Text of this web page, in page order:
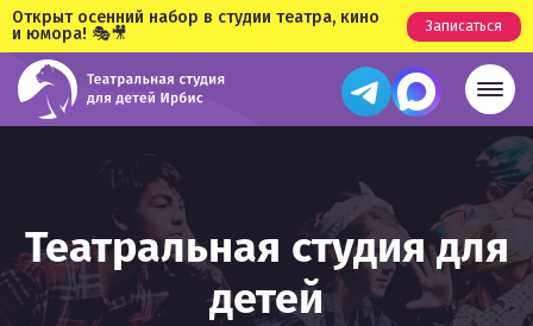
Открыт осенний набор в студии театра, кино
и юмора! 🎭🎥
Записаться
Театральная студия для
детей